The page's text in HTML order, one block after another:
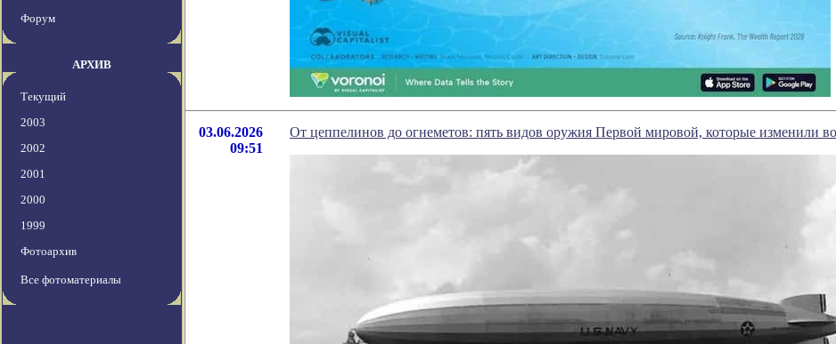
Форум
АРХИВ
Текущий
2003
2002
2001
2000
1999
Фотоархив
Все фотоматериалы
03.06.2026
09:51
От цеппелинов до огнеметов: пять видов оружия Первой мировой, которые изменили